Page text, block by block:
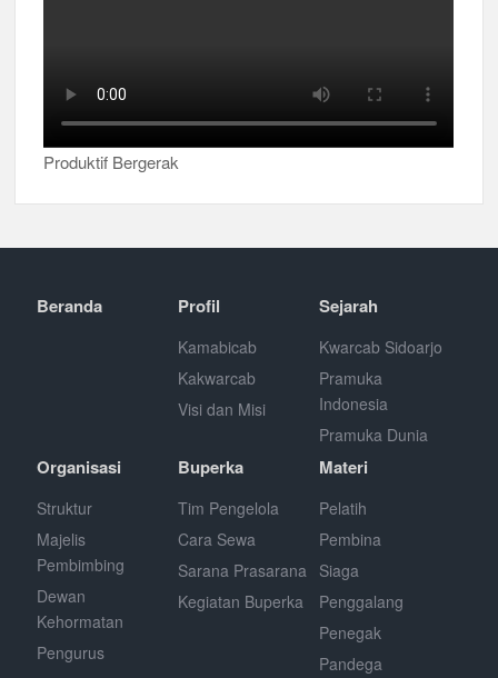
Produktif Bergerak
Beranda Profil
Kamabicab
Kakwarcab
Visi dan Misi
Sejarah
Kwarcab Sidoarjo
Pramuka
Indonesia
Pramuka Dunia
Organisasi
Struktur
Majelis
Pembimbing
Dewan
Kehormatan
Pengurus
Buperka
Tim Pengelola
Cara Sewa
Sarana Prasarana
Kegiatan Buperka
Materi
Pelatih
Pembina
Siaga
Penggalang
Penegak
Pandega